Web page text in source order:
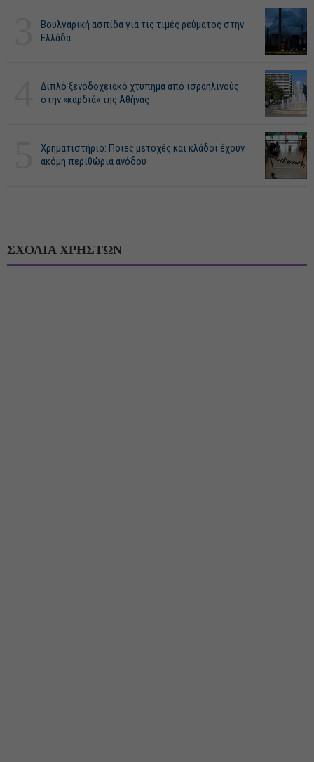
Βουλγαρική ασπίδα για τις τιμές ρεύματος στην
Ελλάδα
Διπλό ξενοδοχειακό χτύπημα από ισραηλινούς
στην «καρδιά» της Αθήνας
Χρηματιστήριο: Ποιες μετοχές και κλάδοι έχουν
ακόμη περιθώρια ανόδου
ΣΧΟΛΙΑ ΧΡΗΣΤΩΝ